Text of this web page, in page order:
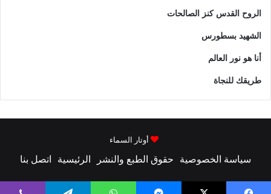
الروح القدس كنز الصالحات
الشهيد بسطورس
أنا هو نور العالم
طريقك للنجاة
أوتار السماء
سياسة الخصوصية حقوق الطبع والنشر الرئيسية اتصل بنا